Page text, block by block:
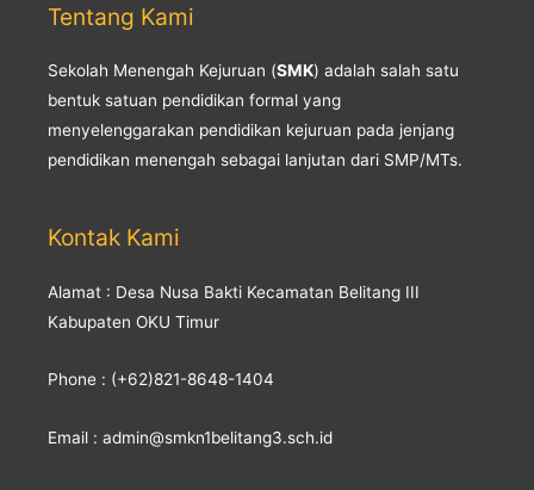
Tentang Kami
Sekolah Menengah Kejuruan (SMK) adalah salah satu
bentuk satuan pendidikan formal yang
menyelenggarakan pendidikan kejuruan pada jenjang
pendidikan menengah sebagai lanjutan dari SMP/MTs.
Kontak Kami
Alamat : Desa Nusa Bakti Kecamatan Belitang III
Kabupaten OKU Timur
Phone : (+62)821-8648-1404
Email : admin@smkn1belitang3.sch.id